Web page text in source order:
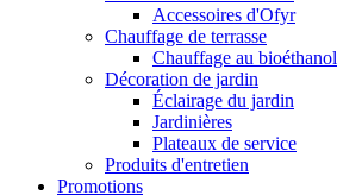
Accessoires d'Ofyr
Chauffage de terrasse
Chauffage au bioéthanol
Décoration de jardin
Éclairage du jardin
Jardinières
Plateaux de service
Produits d'entretien
Promotions